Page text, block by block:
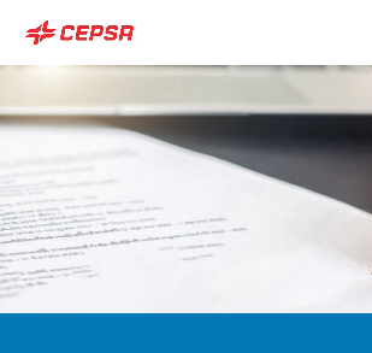
Individual Customer
Moeve.es